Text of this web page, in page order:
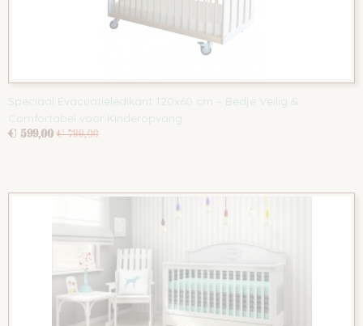
Speciaal Evacuatieledikant 120x60 cm – Bedje Veilig &
Comfortabel voor Kinderopvang
€ 599,00 € 799,00